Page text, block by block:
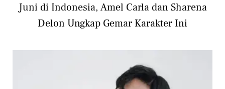
Juni di Indonesia, Amel Carla dan Sharena
Delon Ungkap Gemar Karakter Ini